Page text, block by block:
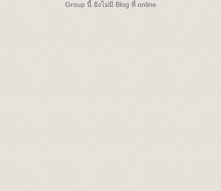
Group นี้ ยังไม่มี Blog ที่ online